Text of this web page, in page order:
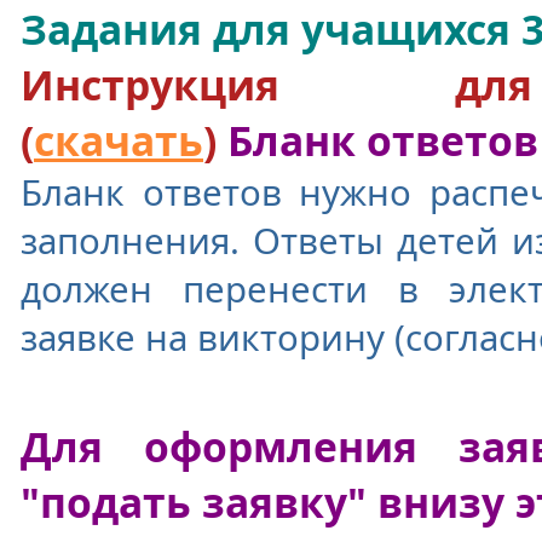
Задания для учащихся
Инструкция
(скачать) Бланк
Бланк ответов нужно
заполнения. Ответы детей
должен перенести в
заявке на викторину
Для оформления
"подать заявку" внизу